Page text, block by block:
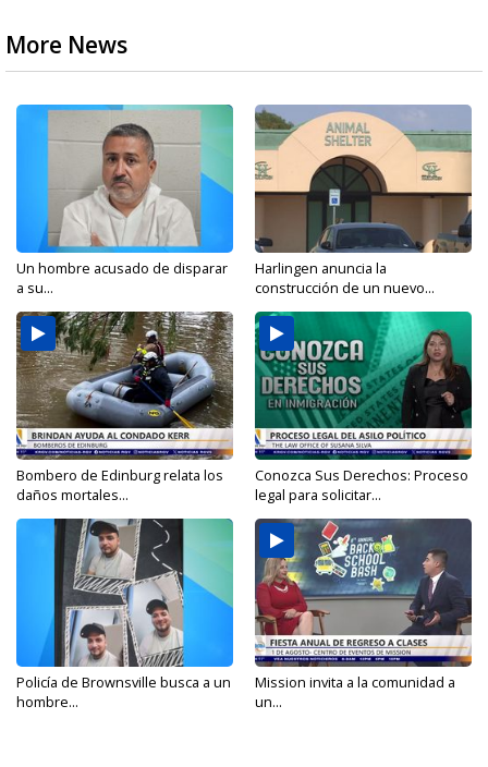
More News
Un hombre acusado de disparar
a su...
Harlingen anuncia la
construcción de un nuevo...
Bombero de Edinburg relata los
daños mortales...
Conozca Sus Derechos: Proceso
legal para solicitar...
Policía de Brownsville busca a un
hombre...
Mission invita a la comunidad a
un...